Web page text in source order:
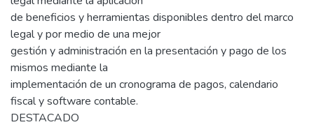
de beneficios y herramientas disponibles dentro del marco
legal y por medio de una mejor
gestión y administración en la presentación y pago de los
mismos mediante la
implementación de un cronograma de pagos, calendario
fiscal y software contable.
DESTACADO